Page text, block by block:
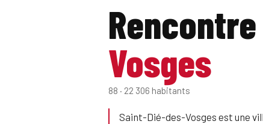
Vosges
88 · 22 306 habitants
Saint-Dié-des-Vosges est une